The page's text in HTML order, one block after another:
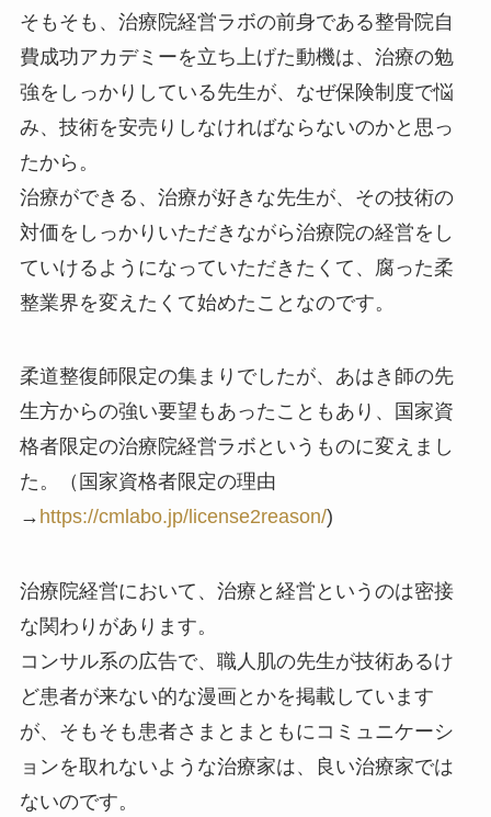
そもそも、治療院経営ラボの前身である整骨院自
費成功アカデミーを立ち上げた動機は、治療の勉
強をしっかりしている先生が、なぜ保険制度で悩
み、技術を安売りしなければならないのかと思っ
たから。
治療ができる、治療が好きな先生が、その技術の
対価をしっかりいただきながら治療院の経営をし
ていけるようになっていただきたくて、腐った柔
整業界を変えたくて始めたことなのです。
柔道整復師限定の集まりでしたが、あはき師の先
生方からの強い要望もあったこともあり、国家資
格者限定の治療院経営ラボというものに変えまし
た。（国家資格者限定の理由
→ https://cmlabo.jp/license2reason/)
治療院経営において、治療と経営というのは密接
な関わりがあります。
コンサル系の広告で、職人肌の先生が技術あるけ
ど患者が来ない的な漫画とかを掲載しています
が、そもそも患者さまとまともにコミュニケーシ
ョンを取れないような治療家は、良い治療家では
ないのです。